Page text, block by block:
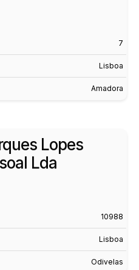
7
Lisboa
Amadora
Lopes
Lda
10988
Lisboa
Odivelas